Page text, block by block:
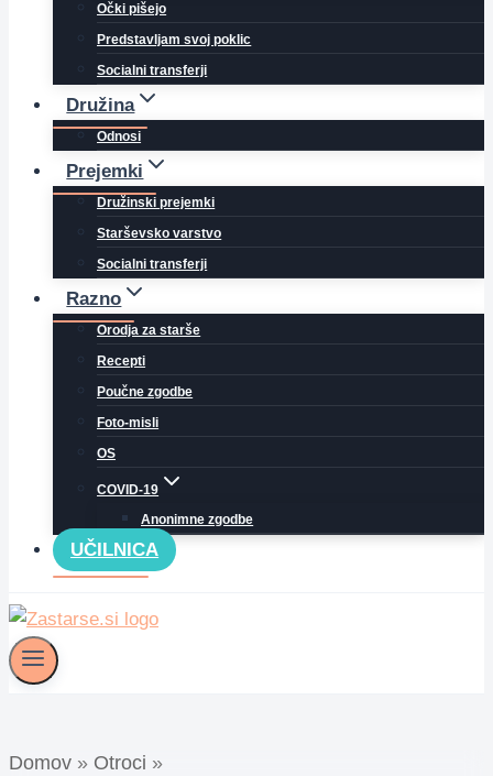
Očki pišejo
Predstavljam svoj poklic
Socialni transferji
Družina
Odnosi
Prejemki
Družinski prejemki
Starševsko varstvo
Socialni transferji
Razno
Orodja za starše
Recepti
Poučne zgodbe
Foto-misli
OS
COVID-19
Anonimne zgodbe
UČILNICA
Domov » Otroci »